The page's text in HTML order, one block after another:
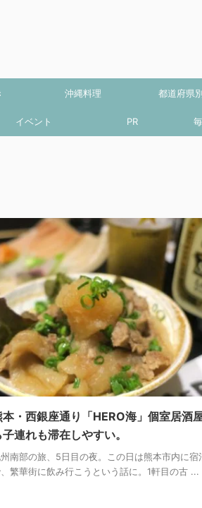
沖縄料理 都道府県
イベント PR
本・西銀座通り「HERO海」個室居酒
子連れも滞在しやすい。
南部の旅、5日目の夜。この日は熊本市内に宿
繁華街に飲み行こうという話に。1軒目の古 ...